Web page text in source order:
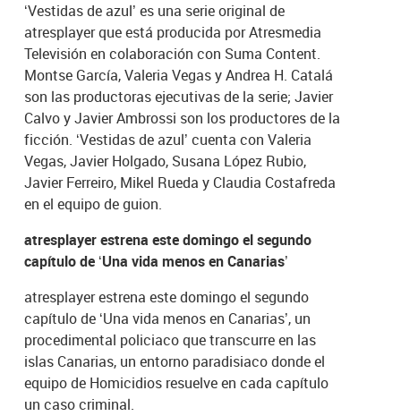
‘Vestidas de azul’ es una serie original de
atresplayer que está producida por Atresmedia
Televisión en colaboración con Suma Content.
Montse García, Valeria Vegas y Andrea H. Catalá
son las productoras ejecutivas de la serie; Javier
Calvo y Javier Ambrossi son los productores de la
ficción. ‘Vestidas de azul’ cuenta con Valeria
Vegas, Javier Holgado, Susana López Rubio,
Javier Ferreiro, Mikel Rueda y Claudia Costafreda
en el equipo de guion.
atresplayer estrena este domingo el segundo
capítulo de ‘Una vida menos en Canarias’
atresplayer estrena este domingo el segundo
capítulo de ‘Una vida menos en Canarias’, un
procedimental policiaco que transcurre en las
islas Canarias, un entorno paradisiaco donde el
equipo de Homicidios resuelve en cada capítulo
un caso criminal.